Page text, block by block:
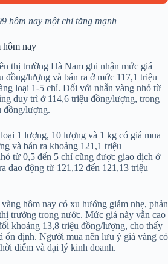
hôm nay một chỉ tăng mạnh
hôm nay
thị trường Hà Nam ghi nhận mức giá
đồng/lượng và bán ra ở mức 117,1 triệu
loại 1-5 chỉ. Đối với nhẫn vàng nhỏ từ
duy trì ở 114,6 triệu đồng/lượng, trong
đồng/lượng.
1 lượng, 10 lượng và 1 kg có giá mua
và bán ra khoảng 121,1 triệu
từ 0,5 đến 5 chỉ cũng được giao dịch ở
dao động từ 121,12 đến 121,13 triệu
hôm nay có xu hướng giảm nhẹ, phản
trường trong nước. Mức giá này vẫn cao
khoảng 13,8 triệu đồng/lượng, cho thấy
ổn định. Người mua nên lưu ý giá vàng có
điểm và đại lý kinh doanh.